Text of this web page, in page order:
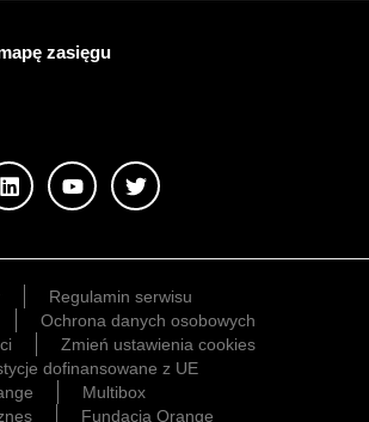
zasięgu
Regulamin serwisu
Ochrona danych osobowych
Zmień ustawienia cookies
dofinansowane z UE
Multibox
Fundacja Orange